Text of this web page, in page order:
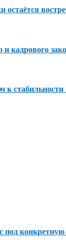
остаётся
кадрового
к стабильности
конкретную